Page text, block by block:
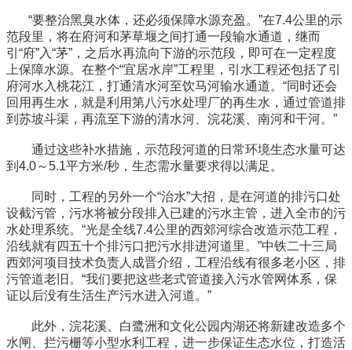
“要整治黑臭水体，还必须保障水源充盈。”在7.4公里的示
范段里，将在府河和茅草堰之间打通一段输水通道，继而
引“府”入“茅”，之后水再流向下游的示范段，即可在一定程度
上保障水源。在整个“宜居水岸”工程里，引水工程还包括了引
府河水入桃花江，打通清水河至饮马河输水通道。“同时还会
回用再生水，就是利用第八污水处理厂的再生水，通过管道排
到苏坡斗渠，再流至下游的清水河、浣花溪、南河和干河。”
通过这些补水措施，示范段河道的日常环境生态水量可达
到4.0～5.1平方米/秒，生态需水量要求得以满足。
同时，工程的另外一个“治水”大招，是在河道的排污口处
设截污管，污水将被分段排入已建的污水主管，进入全市的污
水处理系统。“光是全线7.4公里的西郊河综合改造示范工程，
沿线就有四五十个排污口把污水排进河道里。”中铁二十三局
西郊河项目技术负责人成晋介绍，工程沿线有很多老小区，排
污管道老旧。“我们要把这些老式管道接入污水管网体系，保
证以后没有生活生产污水进入河道。”
此外，浣花溪、白鹭洲和文化公园内湖还将新建改造多个
水闸、拦污栅等小型水利工程，进一步保证生态水位，打造活